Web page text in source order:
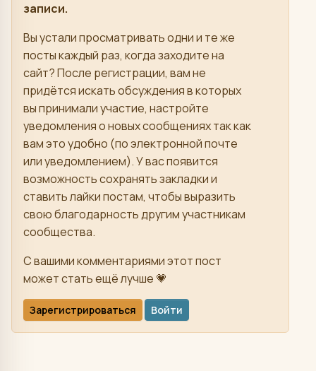
записи.
Вы устали просматривать одни и те же
посты каждый раз, когда заходите на
сайт? После регистрации, вам не
придётся искать обсуждения в которых
вы принимали участие, настройте
уведомления о новых сообщениях так как
вам это удобно (по электронной почте
или уведомлением). У вас появится
возможность сохранять закладки и
ставить лайки постам, чтобы выразить
свою благодарность другим участникам
сообщества.
С вашими комментариями этот пост
может стать ещё лучше 💗
Зарегистрироваться Войти